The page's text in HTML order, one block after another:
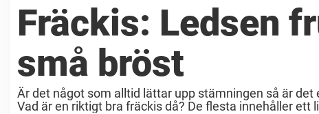
Fräckis: Ledsen
små bröst
Är det något som alltid lättar upp stämningen så är
Vad är en riktigt bra fräckis då? De flesta innehåller ett